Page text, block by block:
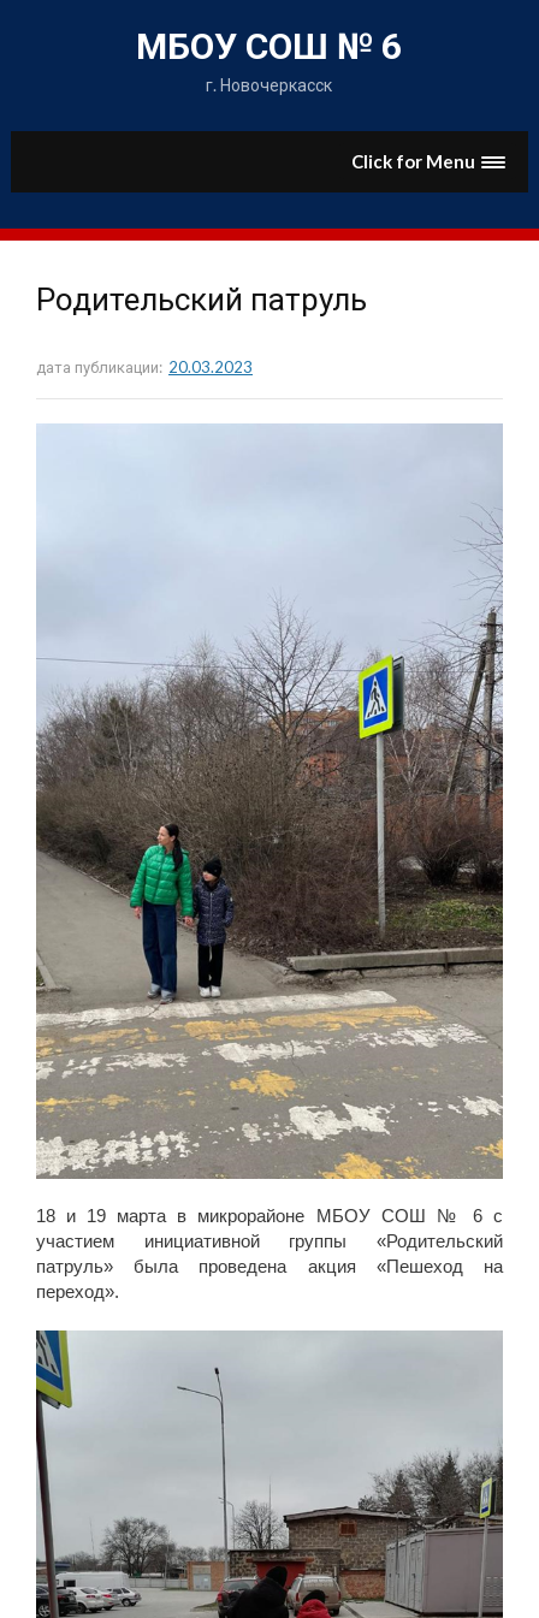
content
МБОУ СОШ № 6
г. Новочеркасск
Click for Menu
Родительский патруль
дата публикации: 20.03.2023
18 и 19 марта в микрорайоне МБОУ СОШ № 6 с
участием инициативной группы «Родительский
патруль» была проведена акция «Пешеход на
переход».